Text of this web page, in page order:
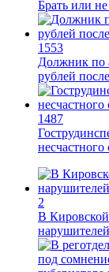
Брать или не
1553
Должник по
рублей
1487
2
В